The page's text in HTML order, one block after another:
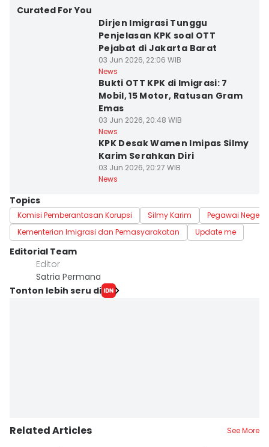
Curated For You
Dirjen Imigrasi Tunggu
Penjelasan KPK soal OTT
Pejabat di Jakarta Barat
03 Jun 2026, 22:06 WIB
News
Bukti OTT KPK di Imigrasi: 7
Mobil, 15 Motor, Ratusan Gram
Emas
03 Jun 2026, 20:48 WIB
News
KPK Desak Wamen Imipas Silmy
Karim Serahkan Diri
03 Jun 2026, 20:27 WIB
News
Topics
Komisi Pemberantasan Korupsi Silmy Karim
Pegawai Negeri
Kementerian Imigrasi dan Pemasyarakatan
Update me
Editorial Team
Editor
Satria Permana
Tonton lebih seru di
Related Articles See More